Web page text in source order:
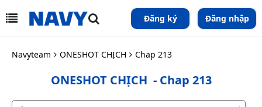
Đăng ký Đăng nhập
Navyteam ONESHOT CHỊCH Chap 213
ONESHOT CHỊCH - Chap 213